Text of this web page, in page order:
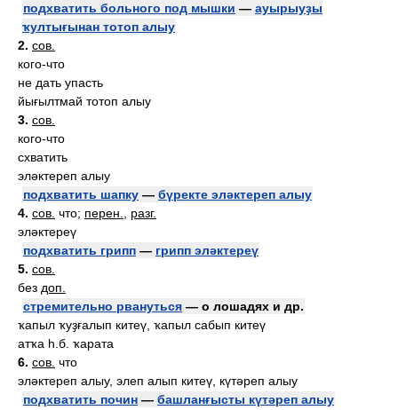
подхватить больного под мышки — ауырыуҙы
ҡултығынан тотоп алыу
2. сов.
кого-что
не дать упасть
йығылтмай тотоп алыу
3. сов.
кого-что
схватить
эләктереп алыу
подхватить шапку — бүректе эләктереп алыу
4. сов. что; перен.
разг.
эләктереү
подхватить грипп — грипп эләктереү
5. сов.
без доп.
стремительно рвануться — о лошадях и др.
ҡапыл ҡуҙғалып китеү, ҡапыл сабып китеү
атҡа һ.б. ҡарата
6. сов. что
эләктереп алыу, элеп алып китеү, күтәреп алыу
подхватить почин — башланғысты күтәреп алыу